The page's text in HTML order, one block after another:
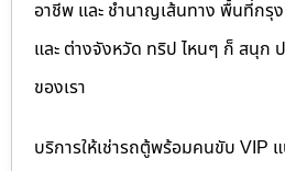
อาชีพ และ ชำนาญเส้นทาง พื้นที่ก
และ ต่างจังหวัด ทริป ไหนๆ ก็ สนุก
ของเรา
บริการให้เช่ารถตู้พร้อมคนขับ VIP